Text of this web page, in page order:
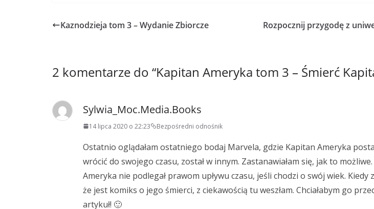
Kaznodzieja tom 3 – Wydanie Zbiorcze Rozpocznij przygodę z
2 komentarze do “Kapitan Ameryka tom 3 – Śmierć
Sylwia_Moc.Media.Books
14 lipca 2020 o 22:23 Bezpośredni odnośnik
Ostatnio oglądałam ostatniego bodaj Marvela, gdzie Kapitan Ameryka
wrócić do swojego czasu, został w innym. Zastanawiałam się, jak to
Ameryka nie podlegał prawom upływu czasu, jeśli chodzi o swój wiek. Kiedy
że jest komiks o jego śmierci, z ciekawością tu weszłam. Chciałabym go
artykuł! 🙂